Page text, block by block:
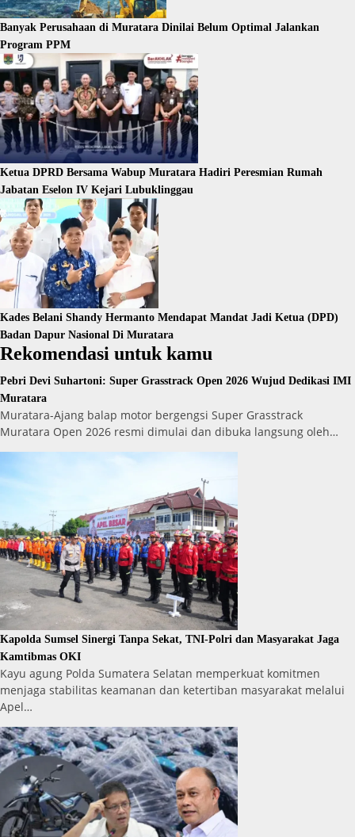
Banyak Perusahaan di Muratara Dinilai Belum Optimal Jalankan
Program PPM
Ketua DPRD Bersama Wabup Muratara Hadiri Peresmian Rumah
Jabatan Eselon IV Kejari Lubuklinggau
Kades Belani Shandy Hermanto Mendapat Mandat Jadi Ketua (DPD)
Badan Dapur Nasional Di Muratara
Rekomendasi untuk kamu
Pebri Devi Suhartoni: Super Grasstrack Open 2026 Wujud Dedikasi IMI
Muratara
Muratara-Ajang balap motor bergengsi Super Grasstrack
Muratara Open 2026 resmi dimulai dan dibuka langsung oleh…
Kapolda Sumsel Sinergi Tanpa Sekat, TNI-Polri dan Masyarakat Jaga
Kamtibmas OKI
Kayu agung Polda Sumatera Selatan memperkuat komitmen
menjaga stabilitas keamanan dan ketertiban masyarakat melalui
Apel…